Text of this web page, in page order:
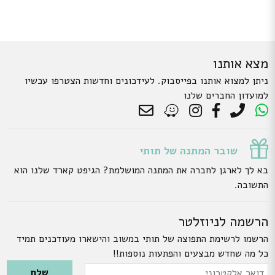
מצא אותנו
ניתן למצוא אותנו בפייסבוק. לעידכונים וחדשות הצטרפו עכשיו
למועדון החברים שלנו
שובר המתנה של תותי
בא לך לארגן לחברה את המתנה המושלמת? הגיפט קארד שלנו הוא
התשובה.
הרשמה לניוזלטר
הרשמו לרשימת התפוצה של תותי במשוב והישארו מעודכנים תמיד
כל מה שחדש מבצעים והפתעות נוספות!!